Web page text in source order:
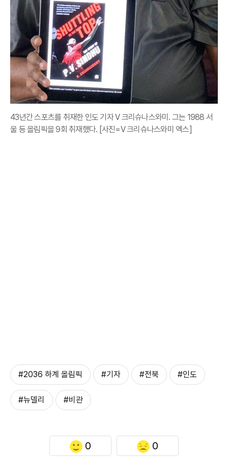
43년간 스포츠를 취재한 인도 기자 V 크리슈나스와미. 그는 1988 서
울 등 올림픽을 9회 취재했다. [사진=V 크리슈나스와미 엑스]
#2036 하계 올림픽 #기자 #전북 #인도
#뉴델리 #비관
0 0